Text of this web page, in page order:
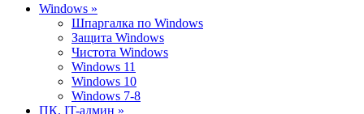
Windows »
Шпаргалка по Windows
Защита Windows
Чистота Windows
Windows 11
Windows 10
Windows 7-8
ПК. IT-админ »